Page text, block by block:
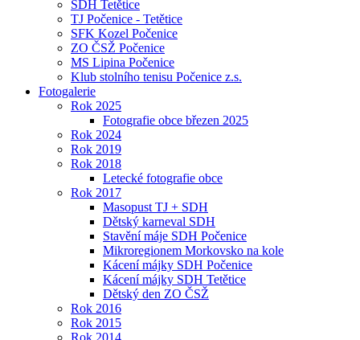
SDH Tetětice
TJ Počenice - Tetětice
SFK Kozel Počenice
ZO ČSŽ Počenice
MS Lipina Počenice
Klub stolního tenisu Počenice z.s.
Fotogalerie
Rok 2025
Fotografie obce březen 2025
Rok 2024
Rok 2019
Rok 2018
Letecké fotografie obce
Rok 2017
Masopust TJ + SDH
Dětský karneval SDH
Stavění máje SDH Počenice
Mikroregionem Morkovsko na kole
Kácení májky SDH Počenice
Kácení májky SDH Tetětice
Dětský den ZO ČSŽ
Rok 2016
Rok 2015
Rok 2014